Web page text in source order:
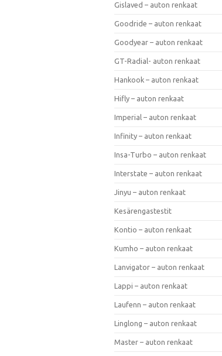
Gislaved – auton renkaat
Goodride – auton renkaat
Goodyear – auton renkaat
GT-Radial- auton renkaat
Hankook – auton renkaat
Hifly – auton renkaat
Imperial – auton renkaat
Infinity – auton renkaat
Insa-Turbo – auton renkaat
Interstate – auton renkaat
Jinyu – auton renkaat
Kesärengastestit
Kontio – auton renkaat
Kumho – auton renkaat
Lanvigator – auton renkaat
Lappi – auton renkaat
Laufenn – auton renkaat
Linglong – auton renkaat
Master – auton renkaat